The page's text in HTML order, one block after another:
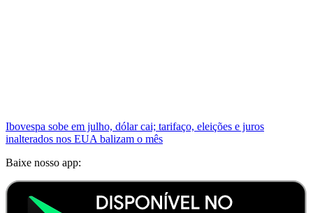
Ibovespa sobe em julho, dólar cai; tarifaço, eleições e juros
inalterados nos EUA balizam o mês
Baixe nosso app: